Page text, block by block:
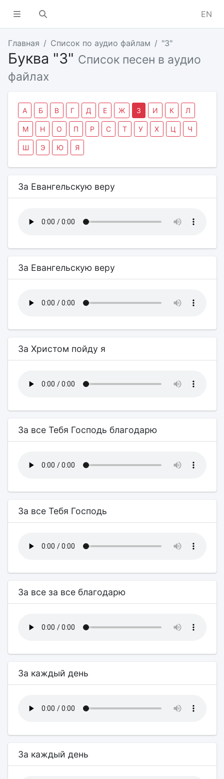
EN
Главная Список по аудио файлам "З"
Буква "З" Список песен в аудио
файлах
А Б В Г Д Е Ж З И К Л
М Н О П Р С Т У Х Ц Ч
Ш Э Ю Я
За Евангельскую веру
За Евангельскую веру
За Христом пойду я
За все Тебя Господь благодарю
За все Тебя Господь
За все за все благодарю
За каждый день
За каждый день